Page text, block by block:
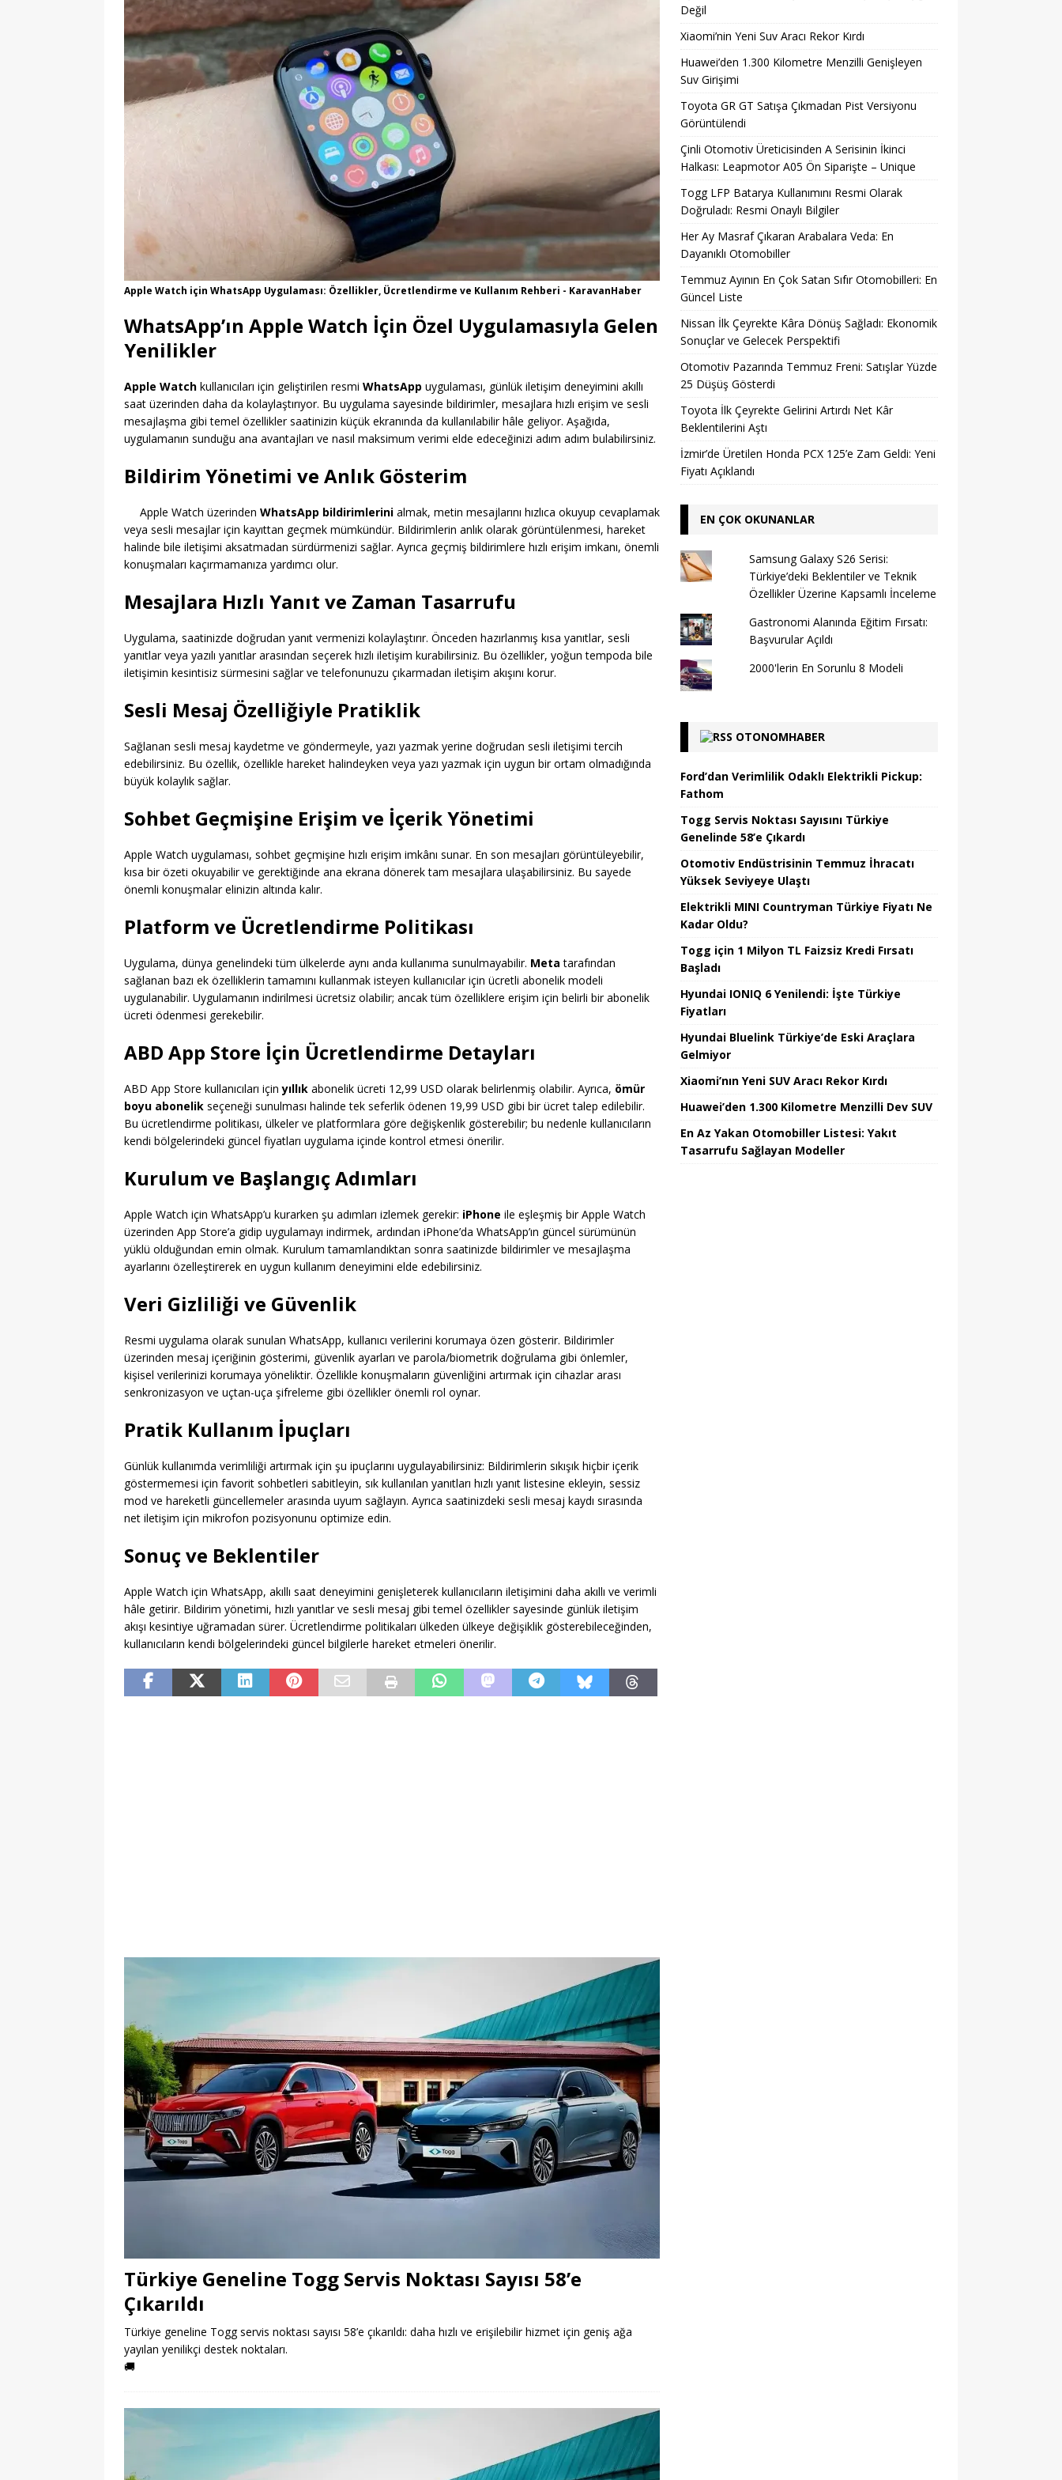
Apple Watch için WhatsApp Uygulaması: Özellikler, Ücretlendirme ve Kullanım Rehberi - KaravanHaber
WhatsApp’ın Apple Watch İçin Özel Uygulamasıyla Gelen
Yenilikler
Apple Watch kullanıcıları için geliştirilen resmi WhatsApp uygulaması, günlük iletişim deneyimini akıllı
saat üzerinden daha da kolaylaştırıyor. Bu uygulama sayesinde bildirimler, mesajlara hızlı erişim ve sesli
mesajlaşma gibi temel özellikler saatinizin küçük ekranında da kullanılabilir hâle geliyor. Aşağıda,
uygulamanın sunduğu ana avantajları ve nasıl maksimum verimi elde edeceğinizi adım adım bulabilirsiniz.
Bildirim Yönetimi ve Anlık Gösterim
Apple Watch üzerinden WhatsApp bildirimlerini almak, metin mesajlarını hızlıca okuyup cevaplamak
veya sesli mesajlar için kayıttan geçmek mümkündür. Bildirimlerin anlık olarak görüntülenmesi, hareket
halinde bile iletişimi aksatmadan sürdürmenizi sağlar. Ayrıca geçmiş bildirimlere hızlı erişim imkanı, önemli
konuşmaları kaçırmamanıza yardımcı olur.
Mesajlara Hızlı Yanıt ve Zaman Tasarrufu
Uygulama, saatinizde doğrudan yanıt vermenizi kolaylaştırır. Önceden hazırlanmış kısa yanıtlar, sesli
yanıtlar veya yazılı yanıtlar arasından seçerek hızlı iletişim kurabilirsiniz. Bu özellikler, yoğun tempoda bile
iletişimin kesintisiz sürmesini sağlar ve telefonunuzu çıkarmadan iletişim akışını korur.
Sesli Mesaj Özelliğiyle Pratiklik
Sağlanan sesli mesaj kaydetme ve göndermeyle, yazı yazmak yerine doğrudan sesli iletişimi tercih
edebilirsiniz. Bu özellik, özellikle hareket halindeyken veya yazı yazmak için uygun bir ortam olmadığında
büyük kolaylık sağlar.
Sohbet Geçmişine Erişim ve İçerik Yönetimi
Apple Watch uygulaması, sohbet geçmişine hızlı erişim imkânı sunar. En son mesajları görüntüleyebilir,
kısa bir özeti okuyabilir ve gerektiğinde ana ekrana dönerek tam mesajlara ulaşabilirsiniz. Bu sayede
önemli konuşmalar elinizin altında kalır.
Platform ve Ücretlendirme Politikası
Uygulama, dünya genelindeki tüm ülkelerde aynı anda kullanıma sunulmayabilir. Meta tarafından
sağlanan bazı ek özelliklerin tamamını kullanmak isteyen kullanıcılar için ücretli abonelik modeli
uygulanabilir. Uygulamanın indirilmesi ücretsiz olabilir; ancak tüm özelliklere erişim için belirli bir abonelik
ücreti ödenmesi gerekebilir.
ABD App Store İçin Ücretlendirme Detayları
ABD App Store kullanıcıları içinyıllık abonelik ücreti 12,99 USD olarak belirlenmiş olabilir. Ayrıca, ömür
boyu abonelik seçeneği sunulması halinde tek seferlik ödenen 19,99 USD gibi bir ücret talep edilebilir.
Bu ücretlendirme politikası, ülkeler ve platformlara göre değişkenlik gösterebilir; bu nedenle kullanıcıların
kendi bölgelerindeki güncel fiyatları uygulama içinde kontrol etmesi önerilir.
Kurulum ve Başlangıç Adımları
Apple Watch için WhatsApp’u kurarken şu adımları izlemek gerekir: iPhone ile eşleşmiş bir Apple Watch
üzerinden App Store’a gidip uygulamayı indirmek, ardından iPhone’da WhatsApp’ın güncel sürümünün
yüklü olduğundan emin olmak. Kurulum tamamlandıktan sonra saatinizde bildirimler ve mesajlaşma
ayarlarını özelleştirerek en uygun kullanım deneyimini elde edebilirsiniz.
Veri Gizliliği ve Güvenlik
Resmi uygulama olarak sunulan WhatsApp, kullanıcı verilerini korumaya özen gösterir. Bildirimler
üzerinden mesaj içeriğinin gösterimi, güvenlik ayarları ve parola/biometrik doğrulama gibi önlemler,
kişisel verilerinizi korumaya yöneliktir. Özellikle konuşmaların güvenliğini artırmak için cihazlar arası
senkronizasyon ve uçtan-uça şifreleme gibi özellikler önemli rol oynar.
Pratik Kullanım İpuçları
Günlük kullanımda verimliliği artırmak için şu ipuçlarını uygulayabilirsiniz: Bildirimlerin sıkışık hiçbir içerik
göstermemesi için favorit sohbetleri sabitleyin, sık kullanılan yanıtları hızlı yanıt listesine ekleyin, sessiz
mod ve hareketli güncellemeler arasında uyum sağlayın. Ayrıca saatinizdeki sesli mesaj kaydı sırasında
net iletişim için mikrofon pozisyonunu optimize edin.
Sonuç ve Beklentiler
Apple Watch için WhatsApp, akıllı saat deneyimini genişleterek kullanıcıların iletişimini daha akıllı ve verimli
hâle getirir. Bildirim yönetimi, hızlı yanıtlar ve sesli mesaj gibi temel özellikler sayesinde günlük iletişim
akışı kesintiye uğramadan sürer. Ücretlendirme politikaları ülkeden ülkeye değişiklik gösterebileceğinden,
kullanıcıların kendi bölgelerindeki güncel bilgilerle hareket etmeleri önerilir.
Türkiye Geneline Togg Servis Noktası Sayısı 58’e
Çıkarıldı
Türkiye geneline Togg servis noktası sayısı 58’e çıkarıldı: daha hızlı ve erişilebilir hizmet için geniş ağa
yayılan yenilikçi destek noktaları.
🚚
Değil
Xiaomi’nin Yeni Suv Aracı Rekor Kırdı
Huawei’den 1.300 Kilometre Menzilli Genişleyen
Suv Girişimi
Toyota GR GT Satışa Çıkmadan Pist Versiyonu
Görüntülendi
Çinli Otomotiv Üreticisinden A Serisinin İkinci
Halkası: Leapmotor A05 Ön Siparişte – Unique
Togg LFP Batarya Kullanımını Resmi Olarak
Doğruladı: Resmi Onaylı Bilgiler
Her Ay Masraf Çıkaran Arabalara Veda: En
Dayanıklı Otomobiller
Temmuz Ayının En Çok Satan Sıfır Otomobilleri: En
Güncel Liste
Nissan İlk Çeyrekte Kâra Dönüş Sağladı: Ekonomik
Sonuçlar ve Gelecek Perspektifi
Otomotiv Pazarında Temmuz Freni: Satışlar Yüzde
25 Düşüş Gösterdi
Toyota İlk Çeyrekte Gelirini Artırdı Net Kâr
Beklentilerini Aştı
İzmir’de Üretilen Honda PCX 125’e Zam Geldi: Yeni
Fiyatı Açıklandı
EN ÇOK OKUNANLAR
Samsung Galaxy S26 Serisi:
Türkiye’deki Beklentiler ve Teknik
Özellikler Üzerine Kapsamlı İnceleme
Gastronomi Alanında Eğitim Fırsatı:
Başvurular Açıldı
2000'lerin En Sorunlu 8 Modeli
OTONOMHABER
Ford’dan Verimlilik Odaklı Elektrikli Pickup:
Fathom
Togg Servis Noktası Sayısını Türkiye
Genelinde 58’e Çıkardı
Otomotiv Endüstrisinin Temmuz İhracatı
Yüksek Seviyeye Ulaştı
Elektrikli MINI Countryman Türkiye Fiyatı Ne
Kadar Oldu?
Togg için 1 Milyon TL Faizsiz Kredi Fırsatı
Başladı
Hyundai IONIQ 6 Yenilendi: İşte Türkiye
Fiyatları
Hyundai Bluelink Türkiye’de Eski Araçlara
Gelmiyor
Xiaomi’nın Yeni SUV Aracı Rekor Kırdı
Huawei’den 1.300 Kilometre Menzilli Dev SUV
En Az Yakan Otomobiller Listesi: Yakıt
Tasarrufu Sağlayan Modeller